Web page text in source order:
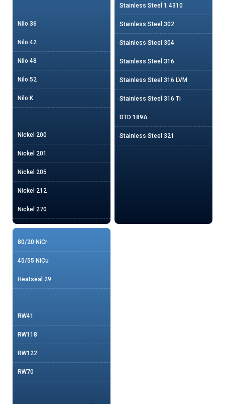
Nilo 36
Nilo 42
Nilo 48
Nilo 52
Nilo K
Nickel 200
Nickel 201
Nickel 205
Nickel 212
Nickel 270
Stainless Steel 1.4310
Stainless Steel 302
Stainless Steel 304
Stainless Steel 316
Stainless Steel 316 LVM
Stainless Steel 316 Ti
DTD 189A
Stainless Steel 321
80/20 NiCr
45/55 NiCu
Heatseal 29
RW41
RW118
RW122
RW70